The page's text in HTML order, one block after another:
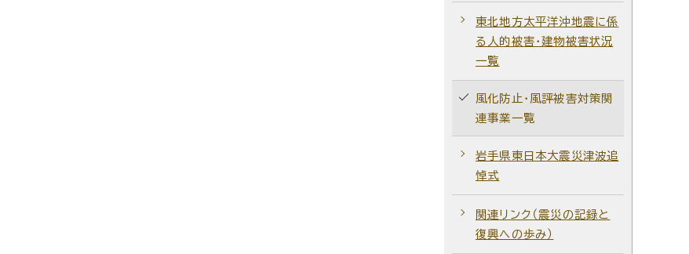
東北地方太平洋沖地震に係
る人的被害・建物被害状況
一覧
風化防止・風評被害対策関
連事業一覧
岩手県東日本大震災津波追
悼式
関連リンク（震災の記録と
復興への歩み）